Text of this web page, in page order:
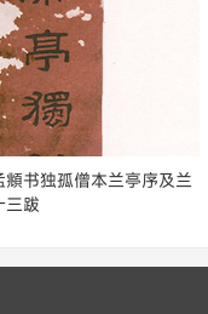
頫书独孤僧本兰亭序及兰
三跋